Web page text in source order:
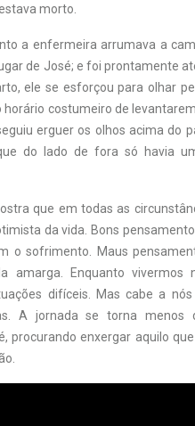
morto.
a enfermeira arrumava a
de José; e foi prontamente
ele se esforçou para olhar
horário costumeiro de
erguer os olhos acima do
do lado de fora só havia
que em todas as
da vida. Bons
o sofrimento. Maus
amarga. Enquanto vivermos
difíceis. Mas cabe a
A jornada se torna menos
procurando enxergar aquilo